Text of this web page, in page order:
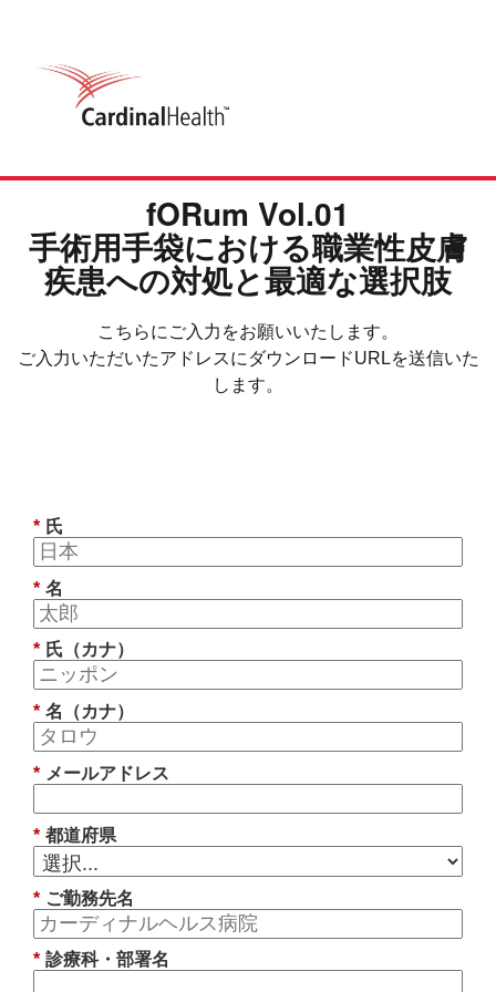
fORum Vol.01
手術用手袋における職業性皮膚
疾患への対処と最適な選択肢
こちらにご入力をお願いいたします。
ご入力いただいたアドレスにダウンロードURLを送信いた
します。
* 氏
* 名
* 氏（カナ）
* 名（カナ）
* メールアドレス
* 都道府県
* ご勤務先名
* 診療科・部署名